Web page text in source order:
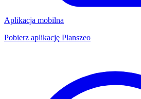
Aplikacja mobilna
Pobierz aplikację Planszeo